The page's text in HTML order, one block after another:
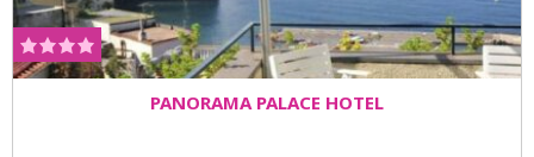
PANORAMA PALACE HOTEL